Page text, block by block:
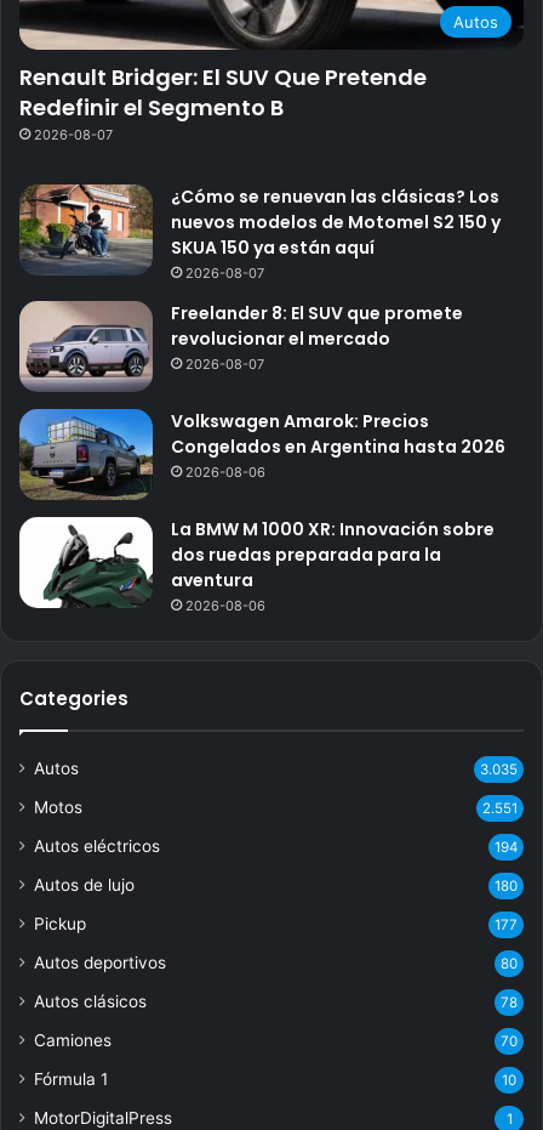
Autos
Renault Bridger: El SUV Que Pretende
Redefinir el Segmento B
2026-08-07
¿Cómo se renuevan las clásicas? Los
nuevos modelos de Motomel S2 150 y
SKUA 150 ya están aquí
2026-08-07
Freelander 8: El SUV que promete
revolucionar el mercado
2026-08-07
Volkswagen Amarok: Precios
Congelados en Argentina hasta 2026
2026-08-06
La BMW M 1000 XR: Innovación sobre
dos ruedas preparada para la
aventura
2026-08-06
Categories
Autos 3.035
Motos 2.551
Autos eléctricos 194
Autos de lujo 180
Pickup 177
Autos deportivos 80
Autos clásicos 78
Camiones 70
Fórmula 1 10
MotorDigitalPress 1